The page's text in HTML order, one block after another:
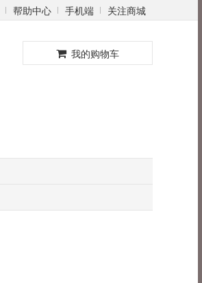
帮助中心 手机端 关注商城
我的购物车